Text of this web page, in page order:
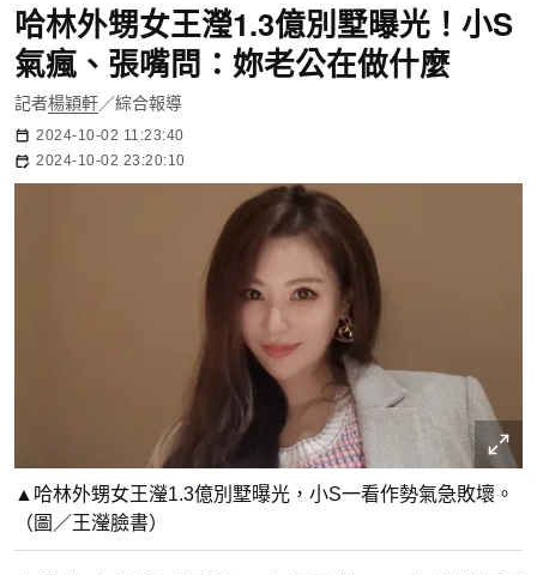
哈林外甥女王瀅1.3億別墅曝光！小S
氣瘋、張嘴問：妳老公在做什麼
記者楊穎軒／綜合報導
2024-10-02 11:23:40
2024-10-02 23:20:10
▲哈林外甥女王瀅1.3億別墅曝光，小S一看作勢氣急敗壞。
（圖／王瀅臉書）